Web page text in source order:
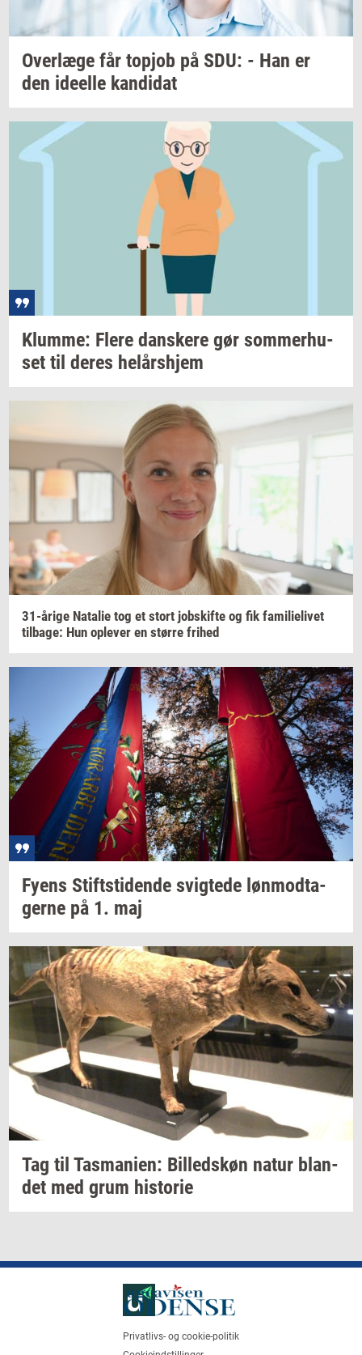
Over­læ­ge får topjob på SDU: - Han er
den ide­el­le kan­di­dat
Klum­me: Flere dan­ske­re gør som­mer­hu­
set til deres helårs­hjem
31-​årige Na­ta­lie tog et stort jobs­kif­te og fik fa­mi­li­e­li­vet
til­ba­ge: Hun op­le­ver en stør­re fri­hed
Fyens Stift­s­ti­den­de svig­te­de løn­mod­ta­
ger­ne på 1. maj
Tag til Tas­ma­ni­en: Bil­leds­køn natur blan­
det med grum hi­sto­rie
Privatlivs- og cookie-politik